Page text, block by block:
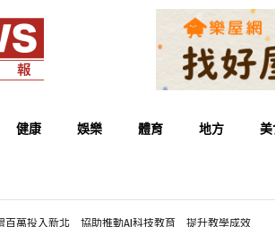
健康 娛樂 體育 地方 美
百萬投入新北 協助推動AI科技教育 提升教學成效